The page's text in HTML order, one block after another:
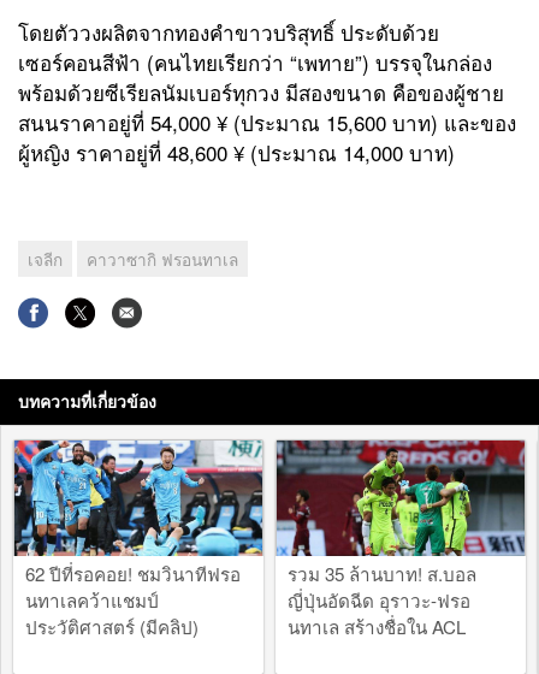
โดยตัววงผลิตจากทองคำขาวบริสุทธิ์ ประดับด้วย
เซอร์คอนสีฟ้า (คนไทยเรียกว่า “เพทาย”) บรรจุในกล่อง
พร้อมด้วยซีเรียลนัมเบอร์ทุกวง มีสองขนาด คือของผู้ชาย
สนนราคาอยู่ที่ 54,000 ¥ (ประมาณ 15,600 บาท) และของ
ผู้หญิง ราคาอยู่ที่ 48,600 ¥ (ประมาณ 14,000 บาท)
เจลีก คาวาซากิ ฟรอนทาเล
บทความที่เกี่ยวข้อง
62 ปีที่รอคอย! ชมวินาทีฟรอ
นทาเลคว้าแชมป์
ประวัติศาสตร์ (มีคลิป)
รวม 35 ล้านบาท! ส.บอล
ญี่ปุ่นอัดฉีด อุราวะ-ฟรอ
นทาเล สร้างชื่อใน ACL